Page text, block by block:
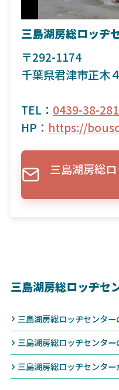
三島湖房総ロッヂ
〒292-1174
千葉県君津市正木
TEL： 0439-38-
HP： https://
三島湖房総
三島湖房総ロッヂセ
三島湖房総ロッヂセンタ
三島湖房総ロッヂセンタ
三島湖房総ロッヂセンタ